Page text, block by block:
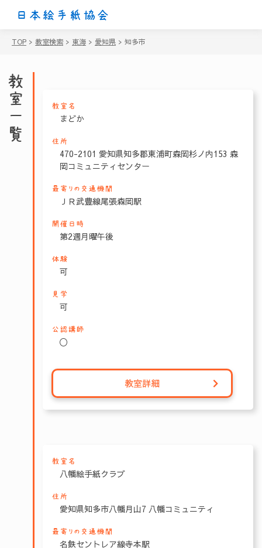
日本絵手紙協会
TOP > 教室検索 > 東海 > 愛知県 > 知多市
教室一覧 教室名
まどか
住所
470-2101 愛知県知多郡東浦町森岡杉ノ内153 森
岡コミュニティセンター
最寄りの交通機関
ＪＲ武豊線尾張森岡駅
開催日時
第2週月曜午後
体験
可
見学
可
公認講師
〇
教室詳細
教室名
八幡絵手紙クラブ
住所
愛知県知多市八幡月山7 八幡コミュニティ
最寄りの交通機関
名鉄セントレア線寺本駅